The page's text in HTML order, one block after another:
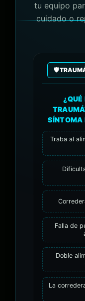
tu equipo
cuidado o
🛡️
¿QUÉ
SÍNTOMA
Traba al
Falla de
Doble
La